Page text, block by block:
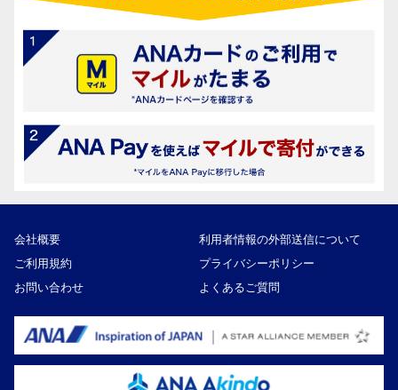
会社概要
利用者情報の外部送信について
ご利用規約
プライバシーポリシー
お問い合わせ
よくあるご質問